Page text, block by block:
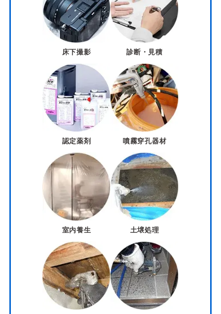
床下撮影 診断・見積
認定薬剤 噴霧穿孔器材
室内養生 土壌処理